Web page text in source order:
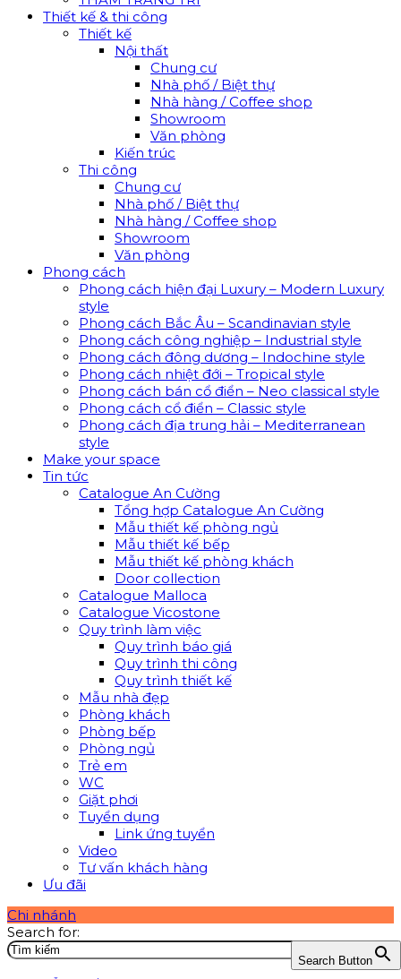
Thiết kế & thi công
Thiết kế
Nội thất
Chung cư
Nhà phố / Biệt thự
Nhà hàng / Coffee shop
Showroom
Văn phòng
Kiến trúc
Thi công
Chung cư
Nhà phố / Biệt thự
Nhà hàng / Coffee shop
Showroom
Văn phòng
Phong cách
Phong cách hiện đại Luxury – Modern Luxury
style
Phong cách Bắc Âu – Scandinavian style
Phong cách công nghiệp – Industrial style
Phong cách đông dương – Indochine style
Phong cách nhiệt đới – Tropical style
Phong cách bán cổ điển – Neo classical style
Phong cách cổ điển – Classic style
Phong cách địa trung hải – Mediterranean
style
Make your space
Tin tức
Catalogue An Cường
Tổng hợp Catalogue An Cường
Mẫu thiết kế phòng ngủ
Mẫu thiết kế bếp
Mẫu thiết kế phòng khách
Door collection
Catalogue Malloca
Catalogue Vicostone
Quy trình làm việc
Quy trình báo giá
Quy trình thi công
Quy trình thiết kế
Mẫu nhà đẹp
Phòng khách
Phòng bếp
Phòng ngủ
Trẻ em
WC
Giặt phơi
Tuyển dụng
Link ứng tuyển
Video
Tư vấn khách hàng
Ưu đãi
Chi nhánh
Search for:
Search Button